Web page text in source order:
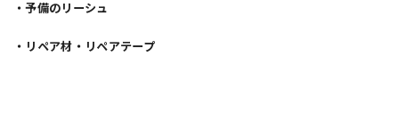
・予備のリーシュ
・リペア材・リペアテープ